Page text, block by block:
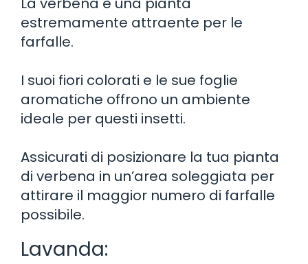
estremamente attraente per le
farfalle.
I suoi fiori colorati e le sue foglie
aromatiche offrono un ambiente
ideale per questi insetti.
Assicurati di posizionare la tua pianta
di verbena in un’area soleggiata per
attirare il maggior numero di farfalle
possibile.
Lavanda: